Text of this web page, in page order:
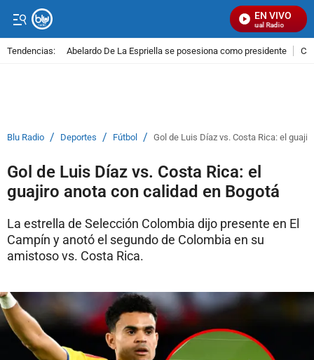
EN VIVO
Señal Visual Radio
Tendencias: Abelardo De La Espriella se posesiona como presidente
Blu Radio / Deportes / Fútbol / Gol de Luis Díaz vs. Costa Rica: el
Gol de Luis Díaz vs. Costa Rica: el
guajiro anota con calidad en Bogotá
La estrella de Selección Colombia dijo presente en El
Campín y anotó el segundo de Colombia en su
amistoso vs. Costa Rica.